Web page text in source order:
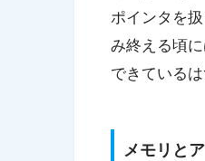
ポインタを
み終える頃
できている
メモリと